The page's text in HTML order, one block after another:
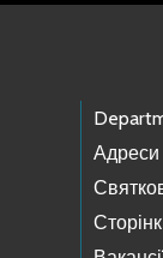
Адреси